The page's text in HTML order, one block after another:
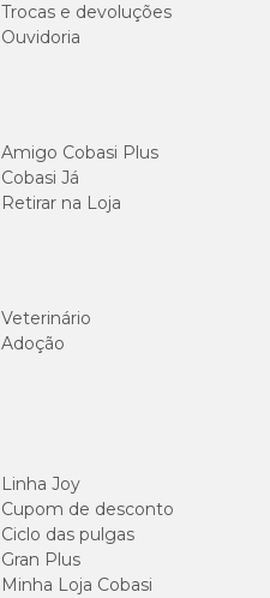
Trocas e devoluções
Ouvidoria
Amigo Cobasi Plus
Cobasi Já
Retirar na Loja
Veterinário
Adoção
Linha Joy
Cupom de desconto
Ciclo das pulgas
Gran Plus
Minha Loja Cobasi